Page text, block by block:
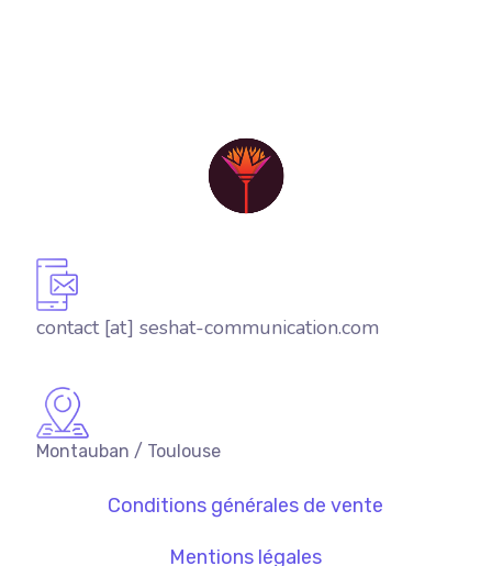
contact [at] seshat-communication.com
Montauban / Toulouse
Conditions générales de vente
Mentions légales